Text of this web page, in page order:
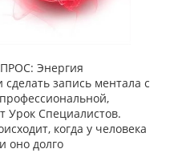
Энергия
запись ментала с
Урок Специалистов.
когда у человека
оно долго